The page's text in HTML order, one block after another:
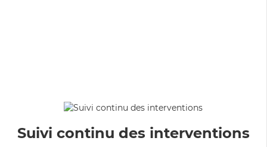
Suivi continu des interventions